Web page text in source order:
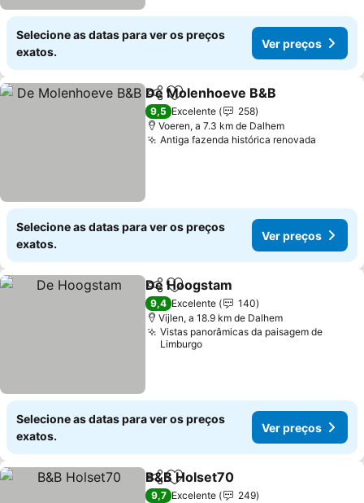
Selecione as datas para ver os preços
exatos.
Ver preços
PartilharAdicionar aos favoritos
De Molenhoeve B&B
9,5 Excelente
258
Voeren, a 7.3 km de Dalhem
Antiga fazenda histórica renovada
Selecione as datas para ver os preços
exatos.
Ver preços
PartilharAdicionar aos favoritos
De Hoogstam
9,4 Excelente
140
Vijlen, a 18.9 km de Dalhem
Vistas panorâmicas da paisagem de
Limburgo
Selecione as datas para ver os preços
exatos.
Ver preços
PartilharAdicionar aos favoritos
B&B Holset70
9,7 Excelente
249